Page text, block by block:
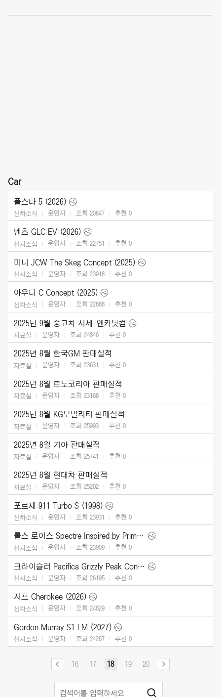
Car
폴스타 5 (2026)
신차소식 운영자 조회 20847 추천 0
벤츠 GLC EV (2026)
신차소식 운영자 조회 22751 추천 0
미니 JCW The Skeg Concept (2025)
신차소식 운영자 조회 23918 추천 0
아우디 C Concept (2025)
신차소식 운영자 조회 22668 추천 0
2025년 9월 중고차 시세-엔카닷컴
자료실 운영자 조회 24846 추천 0
2025년 8월 한국GM 판매실적
자료실 운영자 조회 23631 추천 0
2025년 8월 르노코리아 판매실적
자료실 운영자 조회 23166 추천 0
2025년 8월 KG모빌리티 판매실적
자료실 운영자 조회 25993 추천 0
2025년 8월 기아 판매실적
자료실 운영자 조회 25741 추천 0
2025년 8월 현대차 판매실적
자료실 운영자 조회 25202 추천 0
포르셰 911 Turbo S (1998)
신차소식 운영자 조회 23931 추천 0
롤스 로이스 Spectre Inspired by Primavera (2026)
신차소식 운영자 조회 23909 추천 0
크라이슬러 Pacifica Grizzly Peak Concept (2025)
신차소식 운영자 조회 26195 추천 0
지프 Cherokee (2026)
신차소식 운영자 조회 24829 추천 0
Gordon Murray S1 LM (2027)
신차소식 운영자 조회 24267 추천 0
16 17 18 19 20